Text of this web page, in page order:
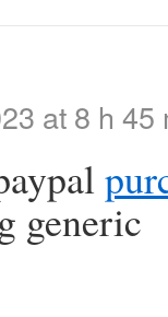
at 8 h 45
generic